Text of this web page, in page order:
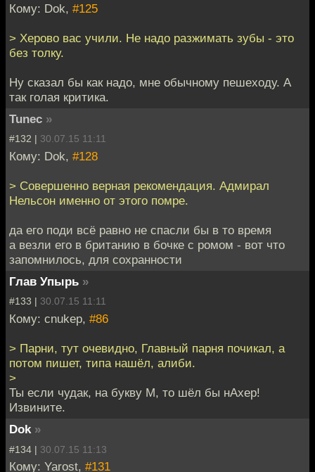
Кому: Dok, #125
> Херово вас учили. Не надо разжимать зубы - это
без толку.
Ну сказал бы как надо, мне обычному пешеходу. А
так голая критика.
Tunec »
#132 | 30.07.15 11:11
Кому: Dok, #128
> Совершенно верная рекомендация. Адмирал
Нельсон именно от этого помре.
да его поди всё равно не спасли бы в то время
а везли его в британию в бочке с ромом - вот что
запомнилось, для сохранности
Глав Упырь »
#133 | 30.07.15 11:11
Кому: cnukep, #86
> Парни, тут очевидно, Главный парня почикал, а
потом пишет, типа нашёл, алиби.
>
Ты если чудак, на букву М, то шёл бы нАхер!
Извините.
Dok »
#134 | 30.07.15 11:13
Кому: Yarost, #131